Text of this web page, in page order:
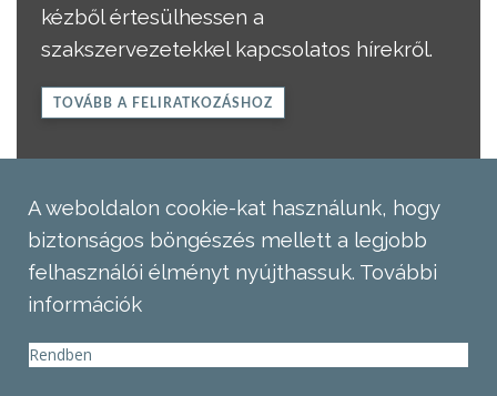
kézből értesülhessen a
szakszervezetekkel kapcsolatos hírekről.
TOVÁBB A FELIRATKOZÁSHOZ
A weboldalon cookie-kat használunk, hogy
biztonságos böngészés mellett a legjobb
felhasználói élményt nyújthassuk. További
információk
Rendben